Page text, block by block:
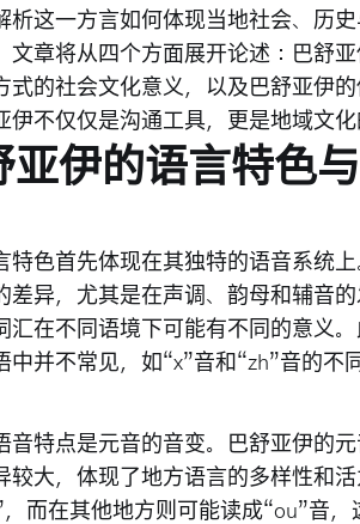
析这一方言如何体现当地社会、历
文章将从四个方面展开论述：巴舒
式的社会文化意义，以及巴舒亚伊
伊不仅仅是沟通工具，更是地域文化
亚伊的语言特色
特色首先体现在其独特的语音系统
差异，尤其是在声调、韵母和辅音
汇在不同语境下可能有不同的意义
中并不常见，如“x”音和“zh”音的不
音特点是元音的音变。巴舒亚伊的
较大，体现了地方语言的多样性和
，而在其他地方则可能读成“ou”音